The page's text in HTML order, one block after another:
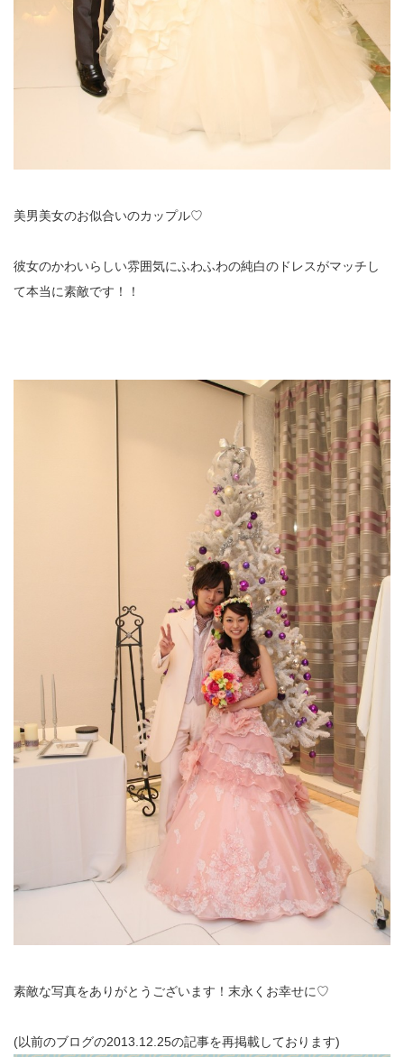
美男美女のお似合いのカップル♡
彼女のかわいらしい雰囲気にふわふわの純白のドレスがマッチし
て本当に素敵です！！
素敵な写真をありがとうございます！末永くお幸せに♡
(以前のブログの2013.12.25の記事を再掲載しております)